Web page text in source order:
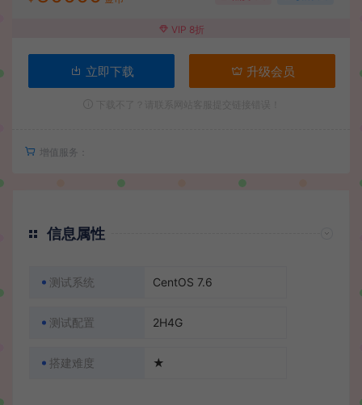
VIP 8折
立即下载 升级会员
增值服务：
信息属性
测试系统 CentOS 7.6
测试配置 2H4G
搭建难度 ★